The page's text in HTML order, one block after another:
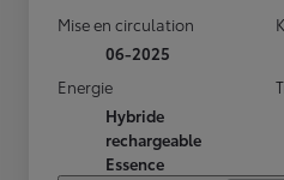
Mise en circulation
06-2025
Energie
Hybride
rechargeable
Essence